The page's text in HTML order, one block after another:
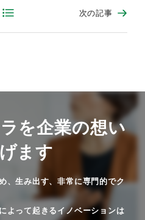
次の記事
を企業の想い
ます
、生み出す、非常に専門的でク
よって起きるイノベーションは